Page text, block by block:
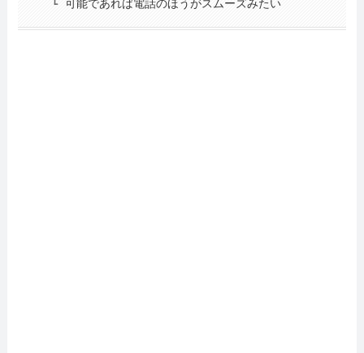
可能であれば電話のほうがスムーズみたい